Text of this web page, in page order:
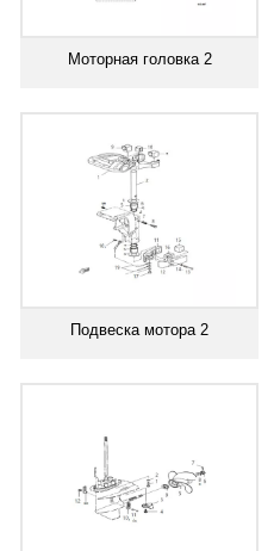
Моторная головка 2
Подвеска мотора 2